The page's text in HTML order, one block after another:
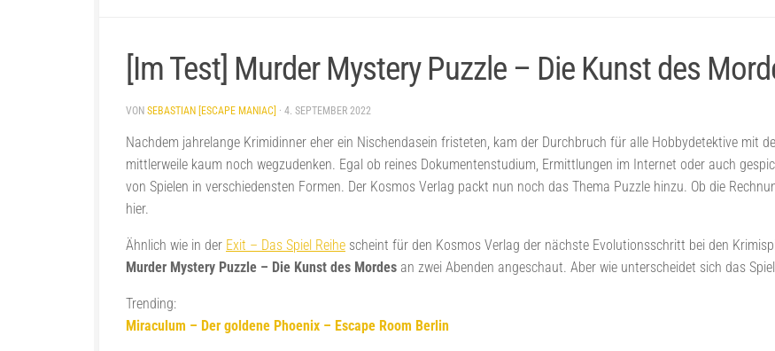
[Im Test] Murder Mystery Puzzle – Die Kunst des
VON SEBASTIAN [ESCAPE MANIAC] · 4. SEPTEMBER 2022
Nachdem jahrelange Krimidinner eher ein Nischendasein fristeten, kam der Durchbruch für alle Hobbydetektive mit
mittlerweile kaum noch wegzudenken. Egal ob reines Dokumentenstudium, Ermittlungen im Internet oder auch
von Spielen in verschiedensten Formen. Der Kosmos Verlag packt nun noch das Thema Puzzle hinzu. Ob die
hier.
Ähnlich wie in der Exit – Das Spiel Reihe scheint für den Kosmos Verlag der nächste Evolutionsschritt bei den
Murder Mystery Puzzle – Die Kunst des Mordes an zwei Abenden angeschaut. Aber wie unterscheidet sich das
Trending:
Miraculum – Der goldene Phoenix – Escape Room Berlin